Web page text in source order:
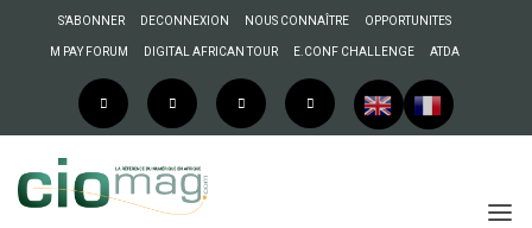
S’ABONNER DECONNEXION NOUS CONNAÎTRE OPPORTUNITES
M PAY FORUM DIGITAL AFRICAN TOUR E.CONF CHALLENGE ATDA